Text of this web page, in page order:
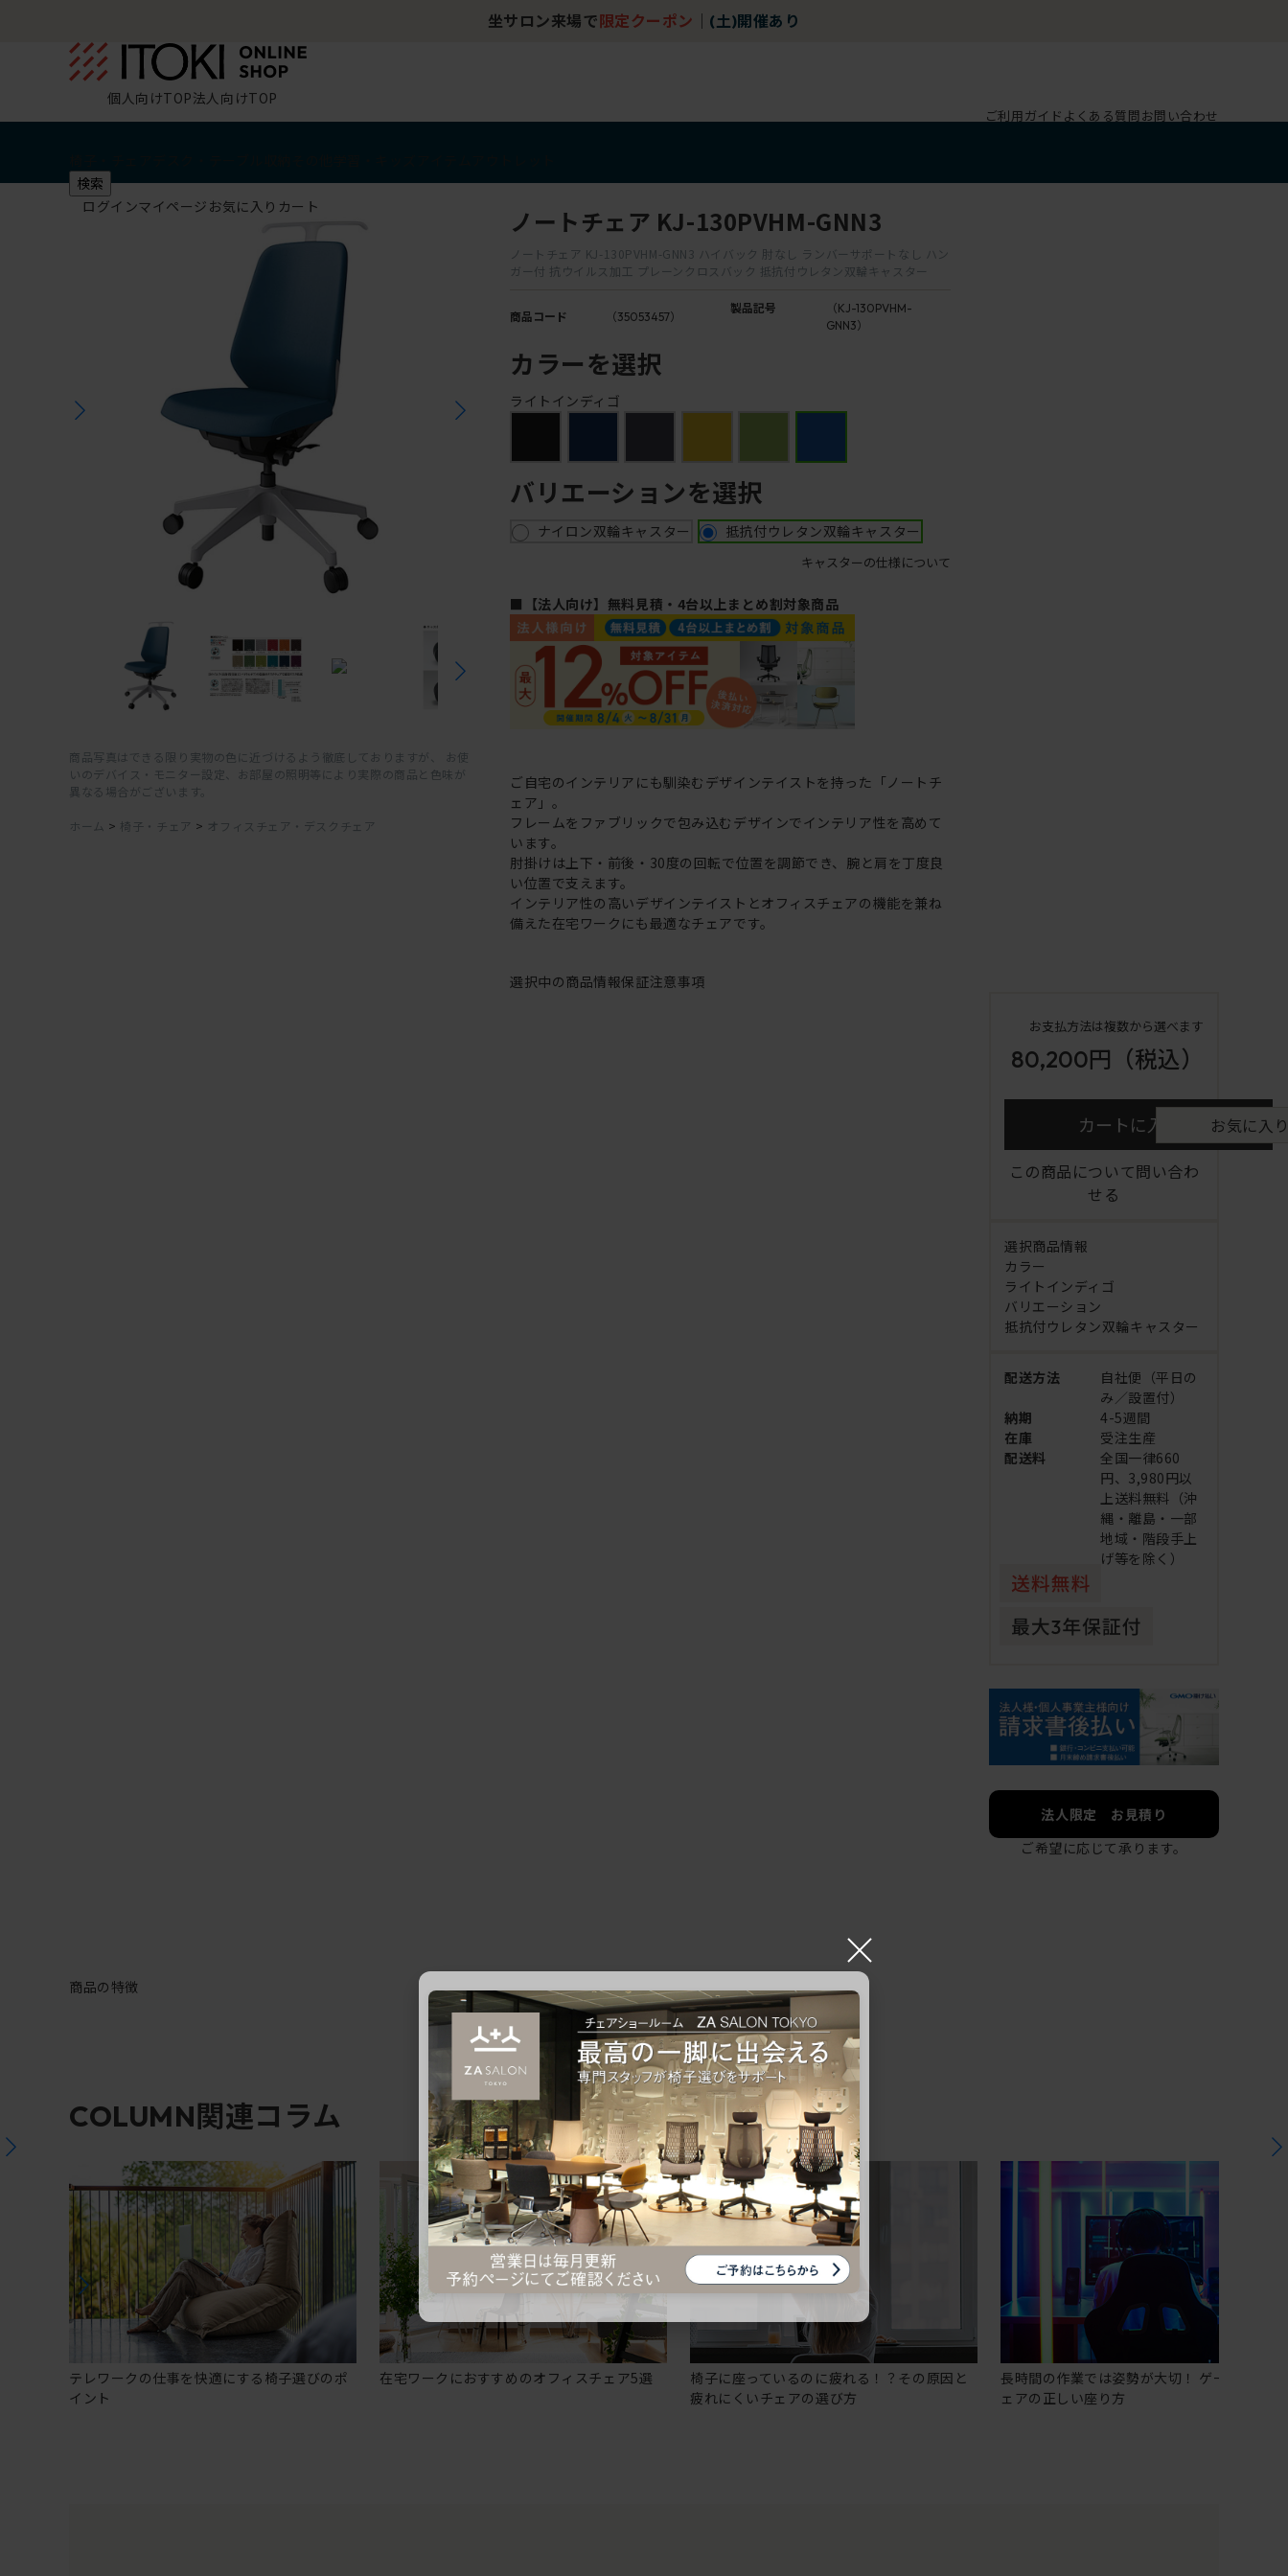
坐サロン来場で 限定クーポン (土)開催あり
個人向けTOP法人向けTOP
ご利用ガイド よくある質問お問い合わせ
検索
ログインマイページ お気に入り カート
商品写真はできる限り実物の色に近づけるよう徹底しておりますが、 お使
いのデバイス・モニター設定、お部屋の照明等により実際の商品と色味が
異なる場合がございます。
ホーム > 椅子・チェア > オフィスチェア・デスクチェア
ノートチェア KJ-130PVHM-GNN3
ノートチェア KJ-130PVHM-GNN3 ハイバック 肘なし ランバーサポートなし ハン
ガー付 抗ウイルス加工 プレーンクロスバック 抵抗付ウレタン双輪キャスター
商品コード （35053457）
製品記号
（KJ-130PVHM-
GNN3）
カラーを選択
ライトインディゴ
バリエーションを選択
ナイロン双輪キャスター 抵抗付ウレタン双輪キャスター
キャスターの仕様について
■【法人向け】無料見積・4台以上まとめ割対象商品
ご自宅のインテリアにも馴染むデザインテイストを持った「ノートチ
ェア」。
フレームをファブリックで包み込むデザインでインテリア性を高めて
います。
肘掛けは上下・前後・30度の回転で位置を調節でき、腕と肩を丁度良
い位置で支えます。
インテリア性の高いデザインテイストとオフィスチェアの機能を兼ね
備えた在宅ワークにも最適なチェアです。
選択中の商品情報保証注意事項
お支払方法は複数から選べます
80,200円 （税込）
カートに入れる お気に入
この商品について問い合わ
せる
選択商品情報
カラー
ライトインディゴ
バリエーション
抵抗付ウレタン双輪キャスター
配送方法
自社便（平日の
み／設置付）
納期
4-5週間
在庫
受注生産
配送料
全国一律660
円、3,980円以
上送料無料（沖
縄・離島・一部
地域・階段手上
げ等を除く）
法人限定 お見積り
ご希望に応じて承ります。
商品の特徴
COLUMN関連コラム
テレワークの仕事を快適にする椅子選びのポ
イント
在宅ワークにおすすめのオフィスチェア5選
椅子に座っているのに疲れる！？その原因と
疲れにくいチェアの選び方
長時間の作業では姿勢が大切！ ゲーミングチ
ェアの正しい座り方
×